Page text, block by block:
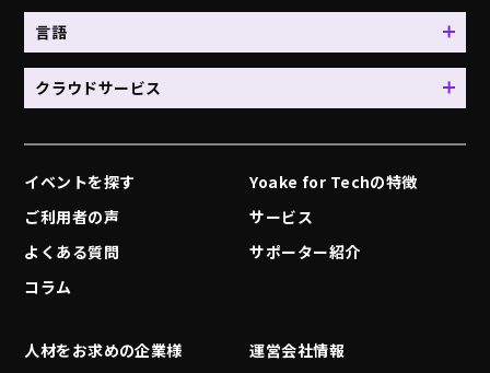
言語
クラウドサービス
イベントを探す
Yoake for Techの特徴
ご利用者の声
サービス
よくある質問
サポーター紹介
コラム
人材をお求めの企業様 運営会社情報